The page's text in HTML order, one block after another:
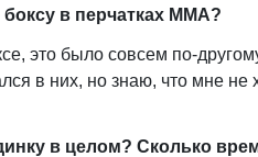
в перчатках ММА?
это было совсем по-
в них, но знаю, что мне не
в целом? Сколько